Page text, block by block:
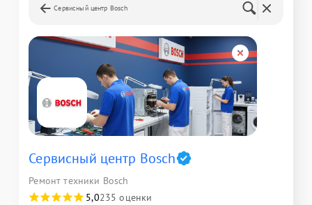
Сервисный центр Bosch
Сервисный центр Bosch
Ремонт техники Bosch
5,0235 оценки